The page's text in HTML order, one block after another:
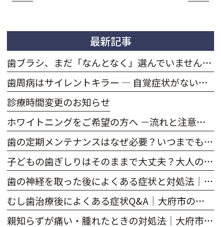
最新記事
歯ブラシ、まだ「なんとなく」選んでいませんか？｜大府市のおかだ歯科・矯正歯科クリニック
歯周病はサイレントキラー — 自覚症状がないまま進行する怖さと、大府市での予防・治療のポイント｜大府市のおかだ歯科・矯正歯科クリニック
診療時間変更のお知らせ
ホワイトニングをご希望の方へ －流れと注意点を解説－｜大府市のおかだ歯科・矯正歯科クリニック
歯の定期メンテナンスはなぜ必要？いつまでも自分の歯で過ごすために｜大府市のおかだ歯科・矯正歯科クリニック
子どもの歯ぎしりはそのままで大丈夫？大人の歯ぎしりとの違いは？｜大府市のおかだ歯科・矯正歯科クリニック
歯の神経を取った後によくある症状と対処法｜大府市のおかだ歯科・矯正歯科クリニック
むし歯治療後によくある症状Q&A｜大府市のおかだ歯科・矯正歯科クリニック
親知らずが痛い・腫れたときの対処法｜大府市のおかだ歯科・矯正歯科クリニック